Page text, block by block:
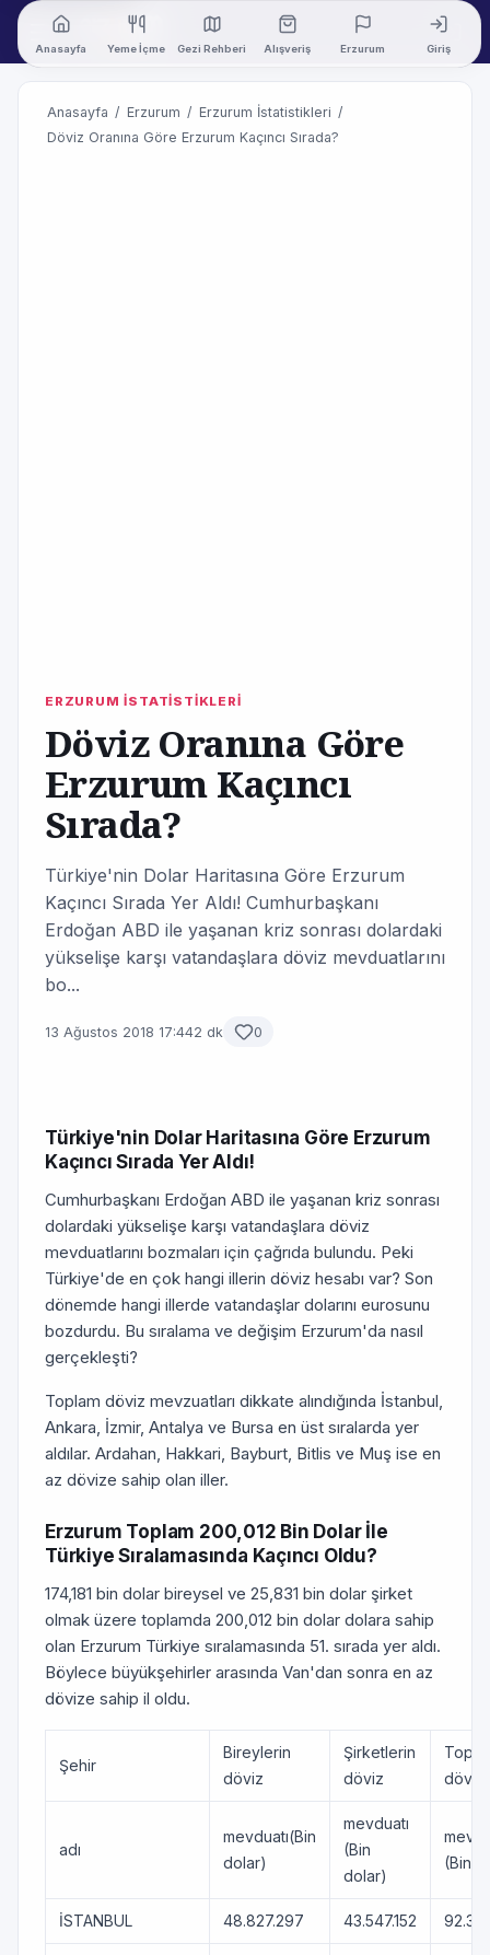
Anasayfa Yeme İçme Gezi Rehberi Alışveriş Erzurum Giriş
Anasayfa / Erzurum / Erzurum İstatistikleri /
Döviz Oranına Göre Erzurum Kaçıncı Sırada?
ERZURUM İSTATİSTİKLERİ
Döviz Oranına Göre
Erzurum Kaçıncı
Sırada?
Türkiye'nin Dolar Haritasına Göre Erzurum
Kaçıncı Sırada Yer Aldı! Cumhurbaşkanı
Erdoğan ABD ile yaşanan kriz sonrası dolardaki
yükselişe karşı vatandaşlara döviz mevduatlarını
bo...
13 Ağustos 2018 17:442 dk 0
Türkiye'nin Dolar Haritasına Göre Erzurum
Kaçıncı Sırada Yer Aldı!
Cumhurbaşkanı Erdoğan ABD ile yaşanan kriz sonrası
dolardaki yükselişe karşı vatandaşlara döviz
mevduatlarını bozmaları için çağrıda bulundu. Peki
Türkiye'de en çok hangi illerin döviz hesabı var? Son
dönemde hangi illerde vatandaşlar dolarını eurosunu
bozdurdu. Bu sıralama ve değişim Erzurum'da nasıl
gerçekleşti?
Toplam döviz mevzuatları dikkate alındığında İstanbul,
Ankara, İzmir, Antalya ve Bursa en üst sıralarda yer
aldılar. Ardahan, Hakkari, Bayburt, Bitlis ve Muş ise en
az dövize sahip olan iller.
Erzurum Toplam 200,012 Bin Dolar İle
Türkiye Sıralamasında Kaçıncı Oldu?
174,181 bin dolar bireysel ve 25,831 bin dolar şirket
olmak üzere toplamda 200,012 bin dolar dolara sahip
olan Erzurum Türkiye sıralamasında 51. sırada yer aldı.
Böylece büyükşehirler arasında Van'dan sonra en az
dövize sahip il oldu.
Şehir
Bireylerin
döviz
Şirketlerin
döviz
döviz
adı
mevduatı(Bin
dolar)
mevduatı
(Bin
dolar)
(Bin
İSTANBUL 48.827.297 43.547.152